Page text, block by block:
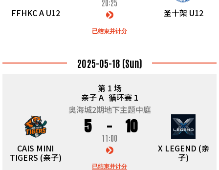
FFHKC A U12
20:25
已结束并计分
圣十架 U12
2025-05-18 (Sun)
第 1 场
亲子 A 循环赛 1
奥海城2期地下主题中庭
CAIS MINI
TIGERS (亲子)
5 10
11:00
已结束并计分
X LEGEND (亲
子)